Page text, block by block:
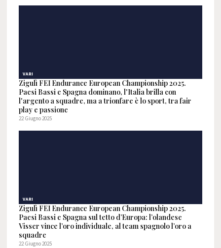
VARI
Zigulì FEI Endurance European Championship 2025.
Paesi Bassi e Spagna dominano, l'Italia brilla con
l'argento a squadre, ma a trionfare è lo sport, tra fair
play e passione
22 Giugno 2025
VARI
Zigulì FEI Endurance European Championship 2025.
Paesi Bassi e Spagna sul tetto d’Europa: l’olandese
Visser vince l’oro individuale, al team spagnolo l’oro a
squadre
22 Giugno 2025